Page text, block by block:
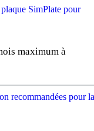
SimPlate pour
maximum à
recommandées pour la